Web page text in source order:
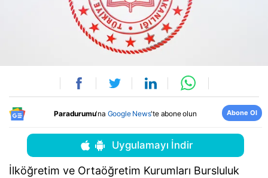
Paradurumu'na Google News'te abone olun Abone Ol
Uygulamayı İndir
İlköğretim ve Ortaöğretim Kurumları Bursluluk